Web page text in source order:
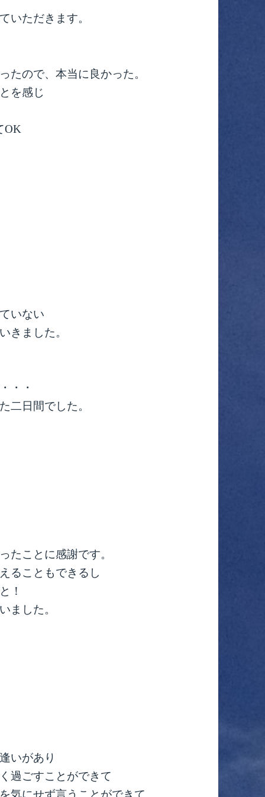
いただきます。
たので、本当に良かった。
を感じ
OK
いない
きました。
・・
二日間でした。
たことに感謝です。
ることもできるし
！
ました。
いがあり
過ごすことができて
気にせず言うことができて